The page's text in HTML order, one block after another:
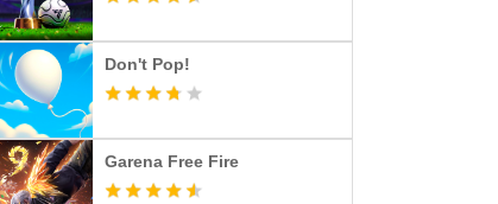
Don't Pop!
Garena Free Fire